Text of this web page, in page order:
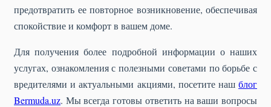
предотвратить ее повторное возникновение, обеспечивая
спокойствие и комфорт в вашем доме.
Для получения более подробной информации о наших
услугах, ознакомления с полезными советами по борьбе с
вредителями и актуальными акциями, посетите наш блог
Bermuda.uz. Мы всегда готовы ответить на ваши вопросы